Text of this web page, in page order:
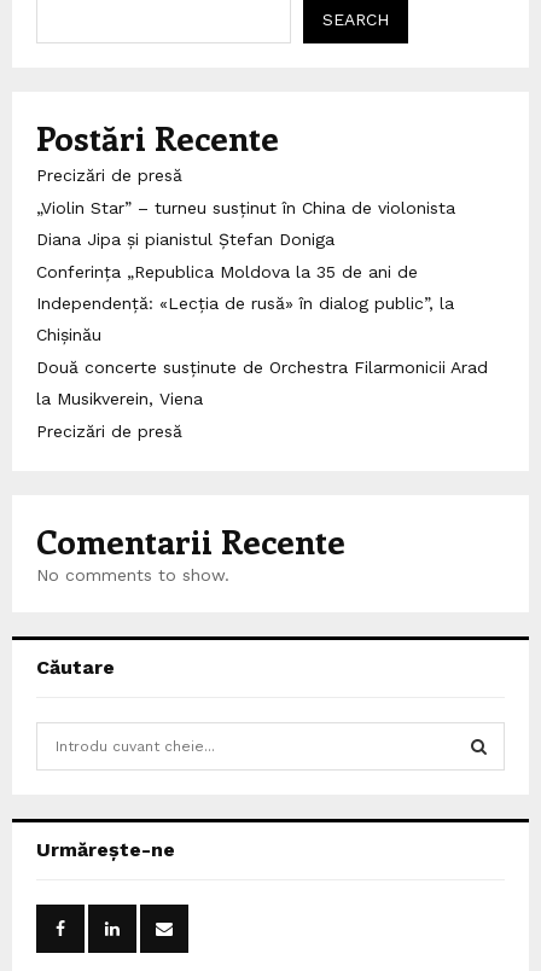
SEARCH
Postări Recente
Precizări de presă
„Violin Star” – turneu susținut în China de violonista
Diana Jipa și pianistul Ștefan Doniga
Conferința „Republica Moldova la 35 de ani de
Independență: «Lecția de rusă» în dialog public”, la
Chișinău
Două concerte susținute de Orchestra Filarmonicii Arad
la Musikverein, Viena
Precizări de presă
Comentarii Recente
No comments to show.
Căutare
h
Urmărește-ne